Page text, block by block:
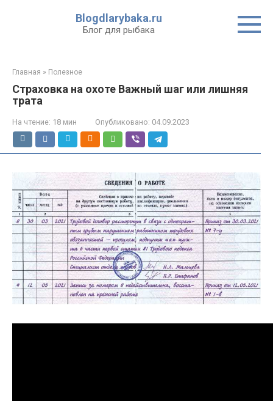
Blogdlarybaka.ru
Блог для рыбака
Главная » Полезное
Страховка на охоте Важный шаг или лишняя
трата
На чтение: 18 мин Опубликовано: 04.09.2023